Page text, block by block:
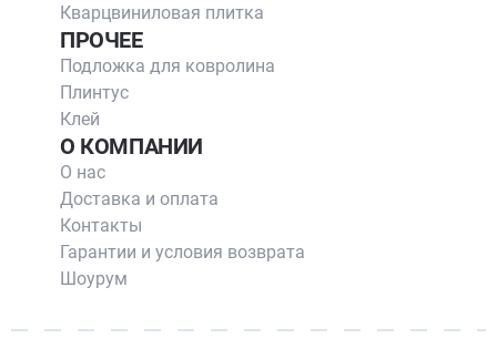
Кварцвиниловая плитка
ПРОЧЕЕ
Подложка для ковролина
Плинтус
Клей
О КОМПАНИИ
О нас
Доставка и оплата
Контакты
Гарантии и условия возврата
Шоурум